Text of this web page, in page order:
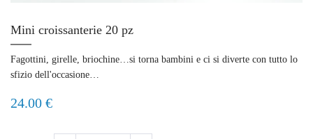
Mini croissanterie 20 pz
Fagottini, girelle, briochine…si torna bambini e ci si diverte con tutto lo
sfizio dell'occasione…
24.00 €